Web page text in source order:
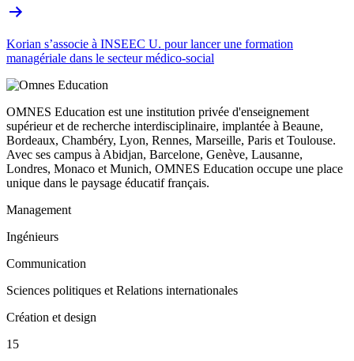
Korian s’associe à INSEEC U. pour lancer une formation
managériale dans le secteur médico-social
OMNES Education est une institution privée d'enseignement
supérieur et de recherche interdisciplinaire, implantée à Beaune,
Bordeaux, Chambéry, Lyon, Rennes, Marseille, Paris et Toulouse.
Avec ses campus à Abidjan, Barcelone, Genève, Lausanne,
Londres, Monaco et Munich, OMNES Education occupe une place
unique dans le paysage éducatif français.
Management
Ingénieurs
Communication
Sciences politiques et Relations internationales
Création et design
15